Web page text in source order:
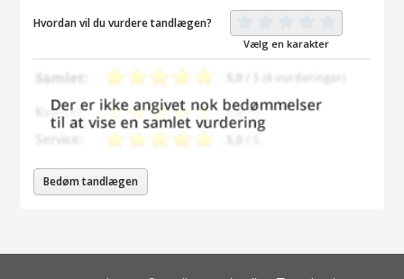
Hvordan vil du vurdere tandlægen?
Vælg en karakter
Bedøm tandlægen